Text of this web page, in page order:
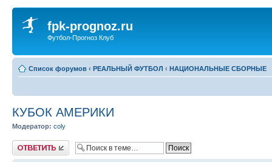
fpk-prognoz.ru
Футбол-Прогноз Клуб
Список форумов ‹ РЕАЛЬНЫЙ ФУТБОЛ ‹ НАЦИОНАЛЬНЫЕ СБОРНЫЕ
КУБОК АМЕРИКИ
Модератор: coly
Ответить